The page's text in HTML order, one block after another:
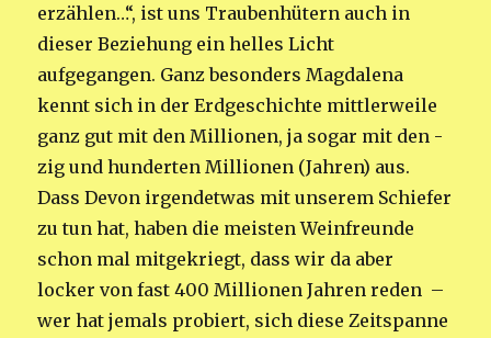
erzählen…“, ist uns Traubenhütern auch in
dieser Beziehung ein helles Licht
aufgegangen. Ganz besonders Magdalena
kennt sich in der Erdgeschichte mittlerweile
ganz gut mit den Millionen, ja sogar mit den -
zig und hunderten Millionen (Jahren) aus.
Dass Devon irgendetwas mit unserem Schiefer
zu tun hat, haben die meisten Weinfreunde
schon mal mitgekriegt, dass wir da aber
locker von fast 400 Millionen Jahren reden –
wer hat jemals probiert, sich diese Zeitspanne